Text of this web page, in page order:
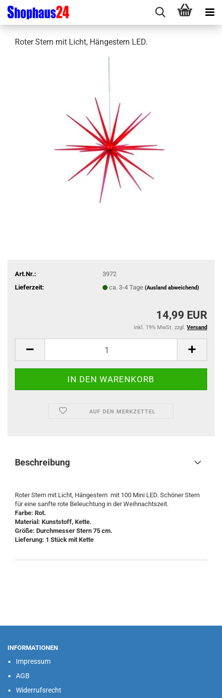
Roter Stern mit Licht, Hängestern LED.
Art.Nr.:
3972
Lieferzeit:
ca. 3-4 Tage (Ausland abweichend)
14,99 EUR
inkl. 19% MwSt. zzgl. Versand
AUF DEN MERKZETTEL
Beschreibung
Roter Stern mit Licht, Hängestern mit 100 Mini LED. Schöner Stern
für eine sanfte rote Beleuchtung in der Weihnachtszeit.
Farbe: Rot.
Material: Kunststoff, Kette.
Größe: Durchmesser Stern 75 cm.
Lieferung: 1 Stück mit Kette
INFORMATIONEN
Impressum
AGB
Widerrufsrecht